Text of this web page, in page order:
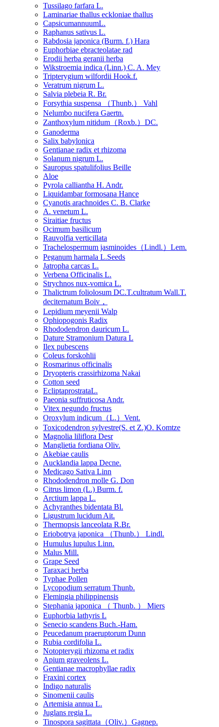
Tussilago farfara L.
Laminariae thallus eckloniae thallus
CapsicumannuumL.
Raphanus sativus L.
Rabdosia japonica (Burm. f.) Hara
Euphorbiae ebracteolatae rad
Erodii herba geranii herba
Wikstroemia indica (Linn.) C. A. Mey
Tripterygium wilfordii Hook.f.
Veratrum nigrum L.
Salvia plebeia R. Br.
Forsythia suspensa （Thunb.） Vahl
Nelumbo nucifera Gaertn.
Zanthoxylum nitidum（Roxb.）DC.
Ganoderma
Salix babylonica
Gentianae radix et rhizoma
Solanum nigrum L.
Sauropus spatulifolius Beille
Aloe
Pyrola calliantha H. Andr.
Liquidambar formosana Hance
Cyanotis arachnoides C. B. Clarke
A. venetum L.
Siraitiae fructus
Ocimum basilicum
Rauvolfia verticillata
Trachelospermum jasminoides（Lindl.）Lem.
Peganum harmala L.Seeds
Jatropha carcas L.
Verbena Officinalis L.
Strychnos nux-vomica L.
Thalictrum foliolosum DC.T.cultratum Wall.T.
deciternatum Boiv，
Lepidium meyenii Walp
Ophiopogonis Radix
Rhododendron dauricum L.
Dature Stramonium Datura L
Ilex pubescens
Coleus forskohlii
Rosmarinus officinalis
Dryopteris crassirhizoma Nakai
Cotton seed
EcliptaprostrataL.
Paeonia suffruticosa Andr.
Vitex negundo fructus
Oroxylum indicum（L.）Vent.
Toxicodendron sylvestre(S. et Z.)O. Komtze
Magnolia liliflora Desr
Manglietia fordiana Oliv.
Akebiae caulis
Aucklandia lappa Decne.
Medicago Sativa Linn
Rhododendron molle G. Don
Citrus limon (L.) Burm. f.
Arctium lappa L.
Achyranthes bidentata Bl.
Ligustrum lucidum Ait.
Thermopsis lanceolata R.Br.
Eriobotrya japonica （Thunb.） Lindl.
Humulus lupulus Linn.
Malus Mill.
Grape Seed
Taraxaci herba
Typhae Pollen
Lycopodium serratum Thunb.
Flemingia philippinensis
Stephania japonica （ Thunb. ） Miers
Euphorbia lathyris L
Senecio scandens Buch.-Ham.
Peucedanum praeruptorum Dunn
Rubia cordifolia L.
Notopterygii rhizoma et radix
Apium graveolens L.
Gentianae macrophyllae radix
Fraxini cortex
Indigo naturalis
Sinomenii caulis
Artemisia annua L.
Juglans regia L.
Tinospora sagittata（Oliv.）Gagnep.